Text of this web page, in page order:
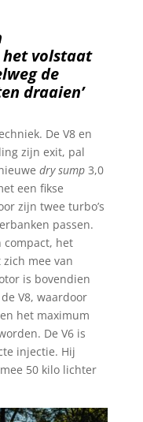
volstaat
de
draaien’
De V8 en
zijn exit, pal
dry sump3,0
een fikse
zijn twee turbo’s
passen.
compact, het
mee van
is bovendien
V8, waardoor
het maximum
De V6 is
injectie. Hij
50 kilo lichter